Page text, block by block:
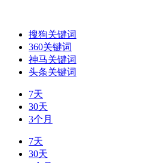
搜狗关键词
360关键词
神马关键词
头条关键词
7天
30天
3个月
7天
30天